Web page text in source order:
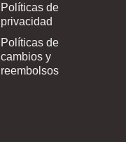
Políticas de
privacidad
Políticas de
cambios y
reembolsos